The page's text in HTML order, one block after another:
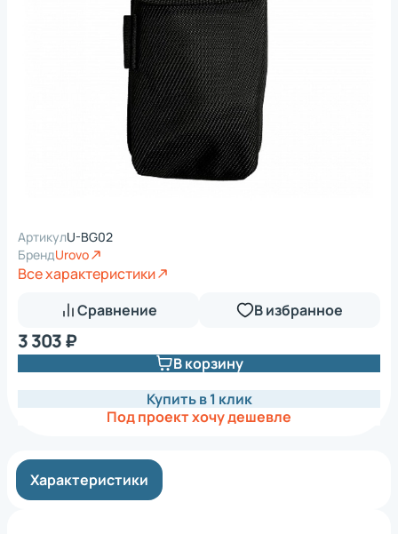
АртикулU-BG02
БрендUrovo
Все характеристики
Сравнение
В избранное
3 303 ₽
В корзину
Купить в 1 клик
Под проект хочу дешевле
Характеристики